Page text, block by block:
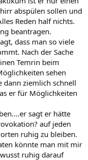
abspülen sollen und
Reden half nichts.
beantragen.
dass man so viele
Nach der Sache
Temrin beim
sehen
dann ziemlich schnell
er für Möglichkeiten
sagt er hätte
auf jeden
ruhig zu bleiben.
könnte man mit mir
ruhig darauf